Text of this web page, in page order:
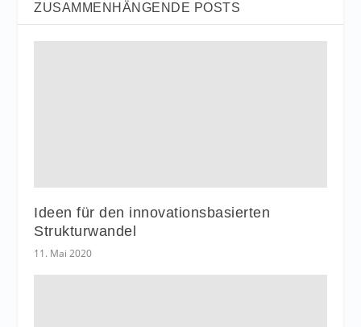
ZUSAMMENHÄNGENDE POSTS
Ideen für den innovationsbasierten
Strukturwandel
11. Mai 2020